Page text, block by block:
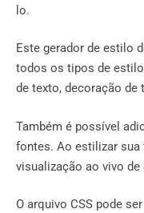
lo.
Este gerador de estilo
todos os tipos de
de texto, decoração de
Também é possível
fontes. Ao estilizar sua
visualização ao vivo
O arquivo CSS pode